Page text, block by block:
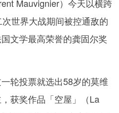
Mauvignier）今天以横跨
世界大战期间被控通敌的
文学最高荣誉的龚固尔奖
轮投票就选出58岁的莫维
获奖作品「空屋」（La